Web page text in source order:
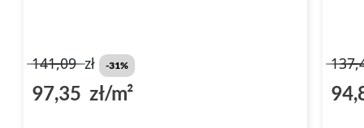
141,09zł -31%
97,35 zł/m²